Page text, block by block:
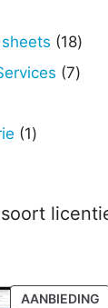
1818
77
11
AANBIEDING